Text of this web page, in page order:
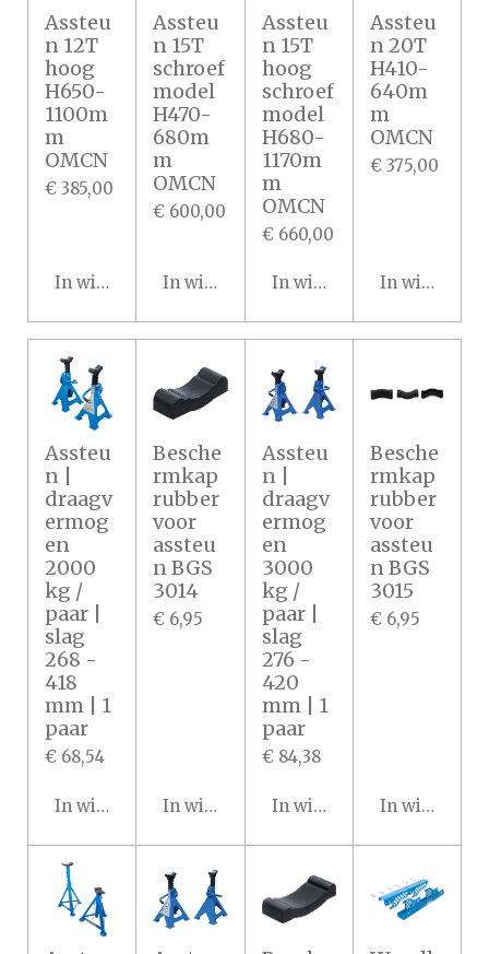
Assteu
n 12T
hoog
H650-
1100m
m
OMCN
€ 385,00
In winkelwagen
Assteu
n 15T
schroef
model
H470-
680m
m
OMCN
€ 600,00
In winkelwagen
Assteu
n 15T
hoog
schroef
model
H680-
1170m
m
OMCN
€ 660,00
In winkelwagen
Assteu
n 20T
H410-
640m
m
OMCN
€ 375,00
In
Assteu
n |
draagv
ermog
en
2000
kg /
paar |
slag
268 -
418
mm | 1
paar
€ 68,54
In winkelwagen
Besche
rmkap
rubber
voor
assteu
n BGS
3014
€ 6,95
In winkelwagen
Assteu
n |
draagv
ermog
en
3000
kg /
paar |
slag
276 -
420
mm | 1
paar
€ 84,38
In winkelwagen
Besche
rmkap
rubber
voor
assteu
n BGS
3015
€ 6,95
In